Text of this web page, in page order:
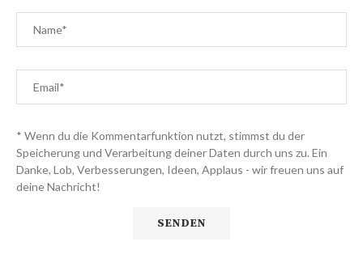
* Wenn du die Kommentarfunktion nutzt, stimmst du der
Speicherung und Verarbeitung deiner Daten durch uns zu. Ein
Danke, Lob, Verbesserungen, Ideen, Applaus - wir freuen uns auf
deine Nachricht!